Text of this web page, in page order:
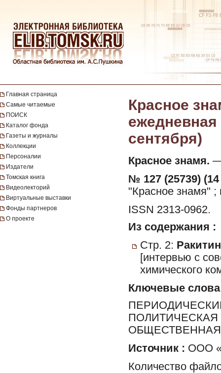
Главная страница
Самые читаемые
ПОИСК
Каталог фонда
Газеты и журналы
Коллекции
Персоналии
Издатели
Томская книга
Видеолекторий
Виртуальные выставки
Фонды партнеров
О проекте
Красное
ежедневная
сентября)
Красное знамя. —
№ 127 (25739)
"Красное знамя" ;
ISSN 2313-0962.
Из содержания :
Стр. 2:
[интервью с
химического
Ключевые слова
Источник : ООО
Количество